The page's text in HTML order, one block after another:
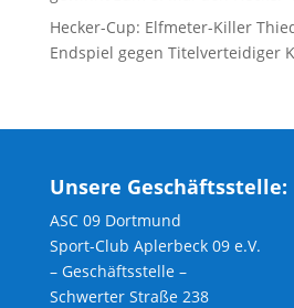
Hecker-Cup: Elfmeter-Killer
Endspiel gegen Titelverteidiger
Unsere Geschäftsstelle:
ASC 09 Dortmund
Sport-Club Aplerbeck 09 e.V.
– Geschäftsstelle –
Schwerter Straße 238